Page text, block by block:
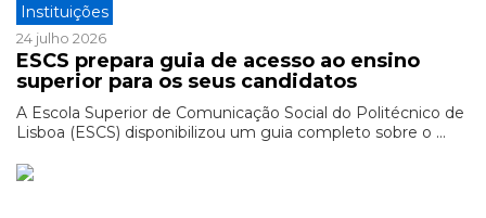
Instituições
24 julho 2026
ESCS prepara guia de acesso ao ensino
superior para os seus candidatos
A Escola Superior de Comunicação Social do Politécnico de
Lisboa (ESCS) disponibilizou um guia completo sobre o ...